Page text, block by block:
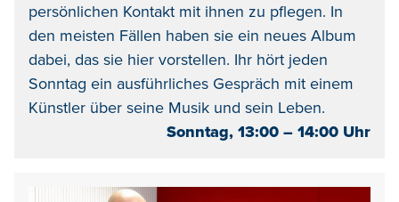
persönlichen Kontakt mit ihnen zu pflegen. In
den meisten Fällen haben sie ein neues Album
dabei, das sie hier vorstellen. Ihr hört jeden
Sonntag ein ausführliches Gespräch mit einem
Künstler über seine Musik und sein Leben.
Sonntag, 13:00 – 14:00 Uhr